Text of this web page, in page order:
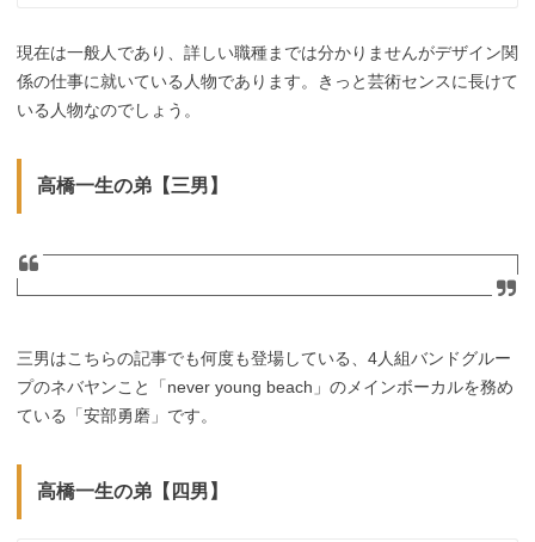
現在は一般人であり、詳しい職種までは分かりませんがデザイン関
係の仕事に就いている人物であります。きっと芸術センスに長けて
いる人物なのでしょう。
高橋一生の弟【三男】
三男はこちらの記事でも何度も登場している、4人組バンドグルー
プのネバヤンこと「never young beach」のメインボーカルを務め
ている「安部勇磨」です。
高橋一生の弟【四男】